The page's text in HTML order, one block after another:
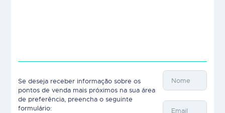
Se deseja receber informação sobre os
pontos de venda mais próximos na sua área
de preferência, preencha o seguinte
formulário: